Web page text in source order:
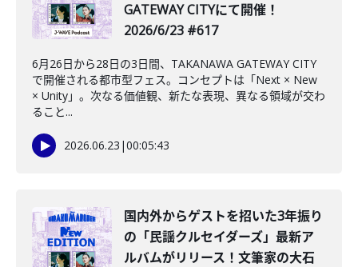
GATEWAY CITYにて開催！
2026/6/23 #617
6月26日から28日の3日間、TAKANAWA GATEWAY CITY
で開催される都市型フェス。コンセプトは「Next × New
× Unity」。次なる価値観、新たな表現、異なる領域が交わ
ること...
2026.06.23 |00:05:43
️国内外からゲストを招いた3年振り
の「民謡クルセイダーズ」最新ア
ルバムがリリース！文筆家の大石